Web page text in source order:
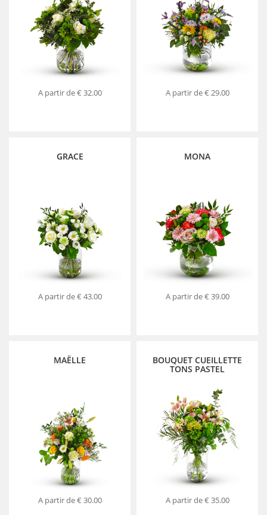
A partir de€ 32.00 A partir de€ 29.00
GRACE
A partir de€ 43.00
MONA
A partir de€ 39.00
MAËLLE
A partir de€ 30.00
BOUQUET CUEILLETTE
TONS PASTEL
A partir de€ 35.00